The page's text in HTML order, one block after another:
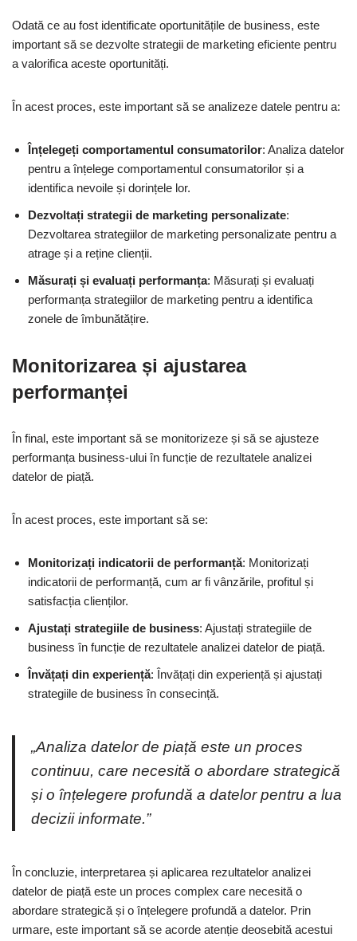
Odată ce au fost identificate oportunitățile de business, este
important să se dezvolte strategii de marketing eficiente pentru
a valorifica aceste oportunități.
În acest proces, este important să se analizeze datele pentru a:
Înțelegeți comportamentul consumatorilor: Analiza datelor
pentru a înțelege comportamentul consumatorilor și a
identifica nevoile și dorințele lor.
Dezvoltați strategii de marketing personalizate:
Dezvoltarea strategiilor de marketing personalizate pentru a
atrage și a reține clienții.
Măsurați și evaluați performanța: Măsurați și evaluați
performanța strategiilor de marketing pentru a identifica
zonele de îmbunătățire.
Monitorizarea și ajustarea
performanței
În final, este important să se monitorizeze și să se ajusteze
performanța business-ului în funcție de rezultatele analizei
datelor de piață.
În acest proces, este important să se:
Monitorizați indicatorii de performanță: Monitorizați
indicatorii de performanță, cum ar fi vânzările, profitul și
satisfacția clienților.
Ajustați strategiile de business: Ajustați strategiile de
business în funcție de rezultatele analizei datelor de piață.
Învățați din experiență: Învățați din experiență și ajustați
strategiile de business în consecință.
„Analiza datelor de piață este un proces
continuu, care necesită o abordare strategică
și o înțelegere profundă a datelor pentru a lua
decizii informate.”
În concluzie, interpretarea și aplicarea rezultatelor analizei
datelor de piață este un proces complex care necesită o
abordare strategică și o înțelegere profundă a datelor. Prin
urmare, este important să se acorde atenție deosebită acestui